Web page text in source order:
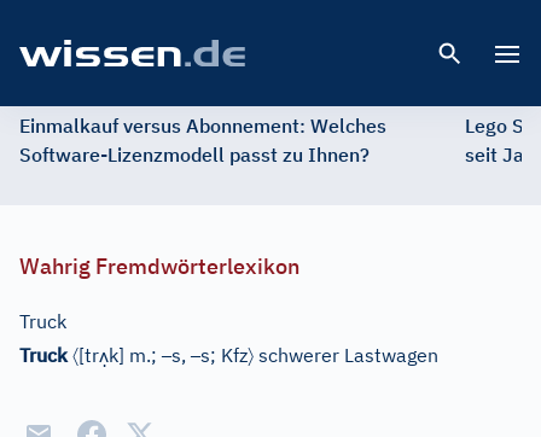
Einmalkauf versus Abonnement: Welches
Software-Lizenzmodell passt zu Ihnen?
Lego
seit
Wahrig Fremdwörterlexikon
Truck
Truck 〈[trʌ̣k] m.;–s,–s; Kfz〉 schwerer Lastwagen